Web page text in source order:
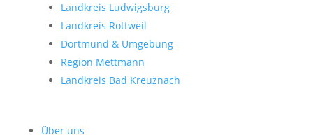
Landkreis Ludwigsburg
Landkreis Rottweil
Dortmund & Umgebung
Region Mettmann
Landkreis Bad Kreuznach
Über uns